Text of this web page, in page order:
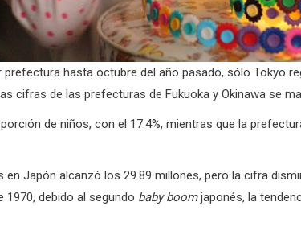
hasta octubre del año pasado, sólo Tokyo
cifras de las prefecturas de Fukuoka y Okinawa se
de niños, con el 17.4%, mientras que la
en Japón alcanzó los 29.89 millones, pero la cifra
1970, debido al segundo baby boomjaponés, la